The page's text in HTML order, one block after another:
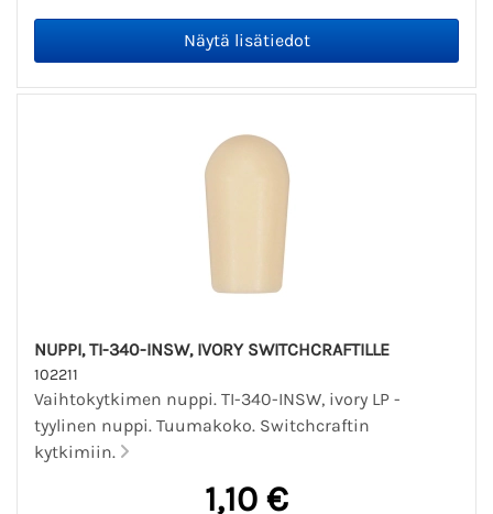
NUPPI, TI-340-INSW, IVORY SWITCHCRAFTILLE
102211
Vaihtokytkimen nuppi. TI-340-INSW, ivory LP -
tyylinen nuppi. Tuumakoko. Switchcraftin
kytkimiin.
1,10 €